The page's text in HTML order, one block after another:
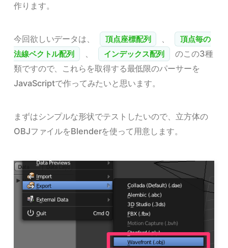
作ります。
今回欲しいデータは、 頂点座標配列 、
頂点毎の
法線ベクトル配列
、 インデックス配列
のこの3種
類ですので、これらを取得する最低限のパーサーを
JavaScriptで作ってみたいと思います。
まずはシンプルな形状でテストしたいので、立方体の
OBJファイルをBlenderを使って用意します。